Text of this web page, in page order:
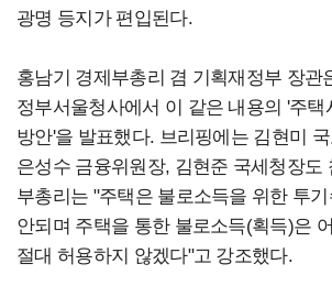
광명 등지가 편입된다.
홍남기 경제부총리 겸 기획재정부 장관
정부서울청사에서 이 같은 내용의 '주택
방안'을 발표했다. 브리핑에는 김현미
은성수 금융위원장, 김현준 국세청장도
부총리는 "주택은 불로소득을 위한 투
안되며 주택을 통한 불로소득(획득)은
절대 허용하지 않겠다"고 강조했다.